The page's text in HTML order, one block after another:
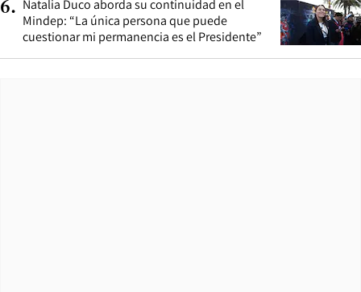
6. Natalia Duco aborda su continuidad en el
Mindep: “La única persona que puede
cuestionar mi permanencia es el Presidente”